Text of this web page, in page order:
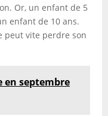
Or, un enfant de 5
enfant de 10 ans.
peut vite perdre son
en septembre